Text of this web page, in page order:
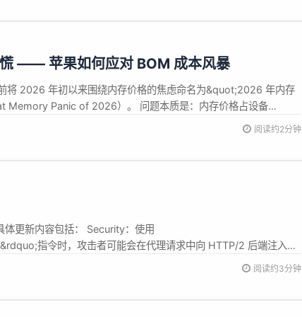
—— 苹果如何应对 BOM 成本风暴
将 2026 年初以来围绕内存价格的焦虑命名为&quot;2026 年内存
Memory Panic of 2026）。 问题本质是：内存价格占设备
能从 15% 跳升至 40%。这对任何厂商都是巨大压力。 但 Dediu
阅读约2分钟
体更新内容包括： Security：使用
指令时，攻击者可能会在代理请求中向 HTTP/2 后端注入数
Security：当 ngx_http_rewrite_module 处理经过特殊构造的
阅读约3分钟